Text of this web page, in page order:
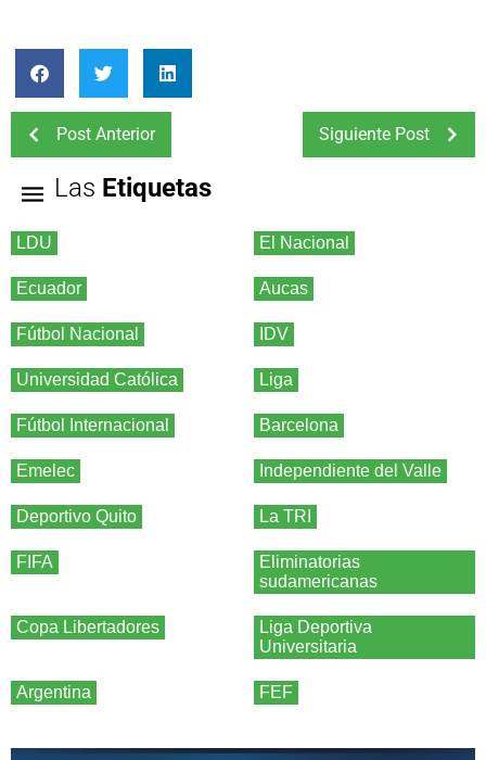
Post Anterior Siguiente Post
Las Etiquetas
LDU El Nacional
Ecuador Aucas
Fútbol Nacional IDV
Universidad Católica Liga
Fútbol Internacional Barcelona
Emelec Independiente del Valle
Deportivo Quito La TRI
FIFA
Eliminatorias
sudamericanas
Copa Libertadores
Liga Deportiva
Universitaria
Argentina FEF